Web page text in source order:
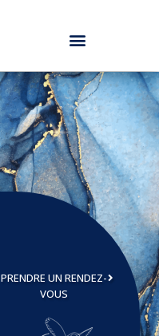
PRENDRE UN RENDEZ-
VOUS